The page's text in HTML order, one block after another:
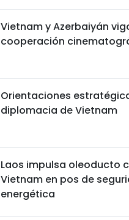
Vietnam y Azerbaiyán
cooperación
Orientaciones
diplomacia de Vietnam
Laos impulsa oleoducto
Vietnam en pos de
energética